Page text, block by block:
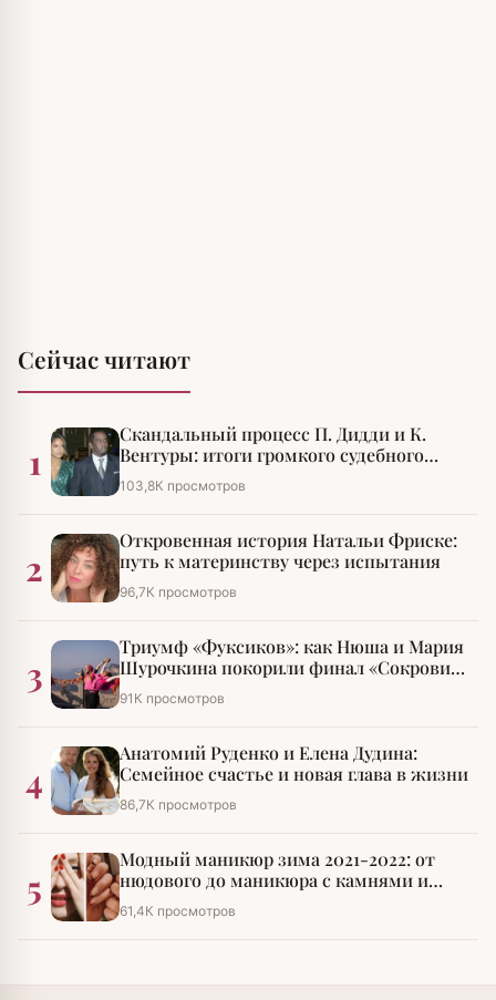
Сейчас читают
1
Скандальный процесс П. Дидди и К.
Вентуры: итоги громкого судебного
разбирательства
103,8К просмотров
2
Откровенная история Натальи Фриске:
путь к материнству через испытания
96,7К просмотров
3
Триумф «Фуксиков»: как Нюша и Мария
Шурочкина покорили финал «Сокровищ
императора»
91К просмотров
4
Анатомий Руденко и Елена Дудина:
Семейное счастье и новая глава в жизни
86,7К просмотров
5
Модный маникюр зима 2021-2022: от
нюдового до маникюра с камнями и
стразами
61,4К просмотров